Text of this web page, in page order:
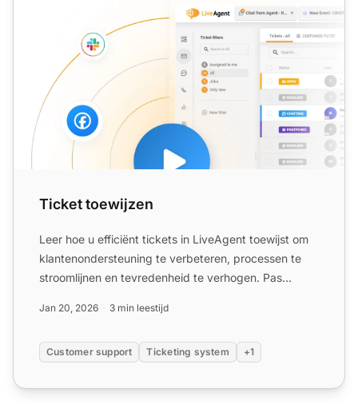
Ticket toewijzen
Leer hoe u efficiënt tickets in LiveAgent toewijst om
klantenondersteuning te verbeteren, processen te
stroomlijnen en tevredenheid te verhogen. Pas
Jan 20, 2026 3 min leestijd
Customer support Ticketing system +1